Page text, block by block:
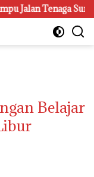
Tenaga Surya
Belajar